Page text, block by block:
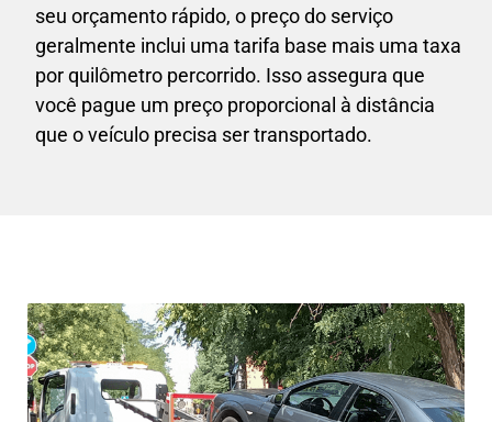
seu orçamento rápido, o preço do serviço
geralmente inclui uma tarifa base mais uma taxa
por quilômetro percorrido. Isso assegura que
você pague um preço proporcional à distância
que o veículo precisa ser transportado.